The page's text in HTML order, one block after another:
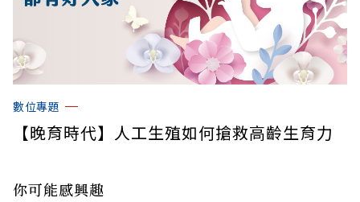
數位專題
【晚育時代】人工生殖如何搶救高齡生育力
你可能感興趣